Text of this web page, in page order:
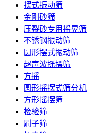
摆式振动筛
金刚砂筛
压裂砂专用摇晃筛
不锈钢振动筛
圆形摆式振动筛
超声波摇摆筛
方摇
圆形摇摆式筛分机
方形摇摆筛
检验筛
刷子筛